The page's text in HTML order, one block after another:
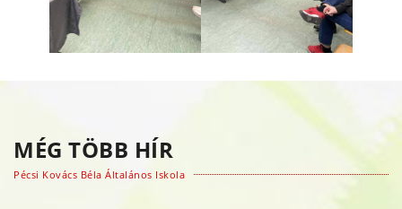
MÉG TÖBB HÍR
Pécsi Kovács Béla Általános Iskola